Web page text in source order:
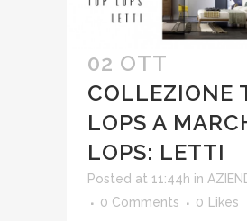
02 OTT
COLLEZIONE
LOPS A
LOPS: LETTI
Posted at 11:44h in
0 Comments
0 Likes